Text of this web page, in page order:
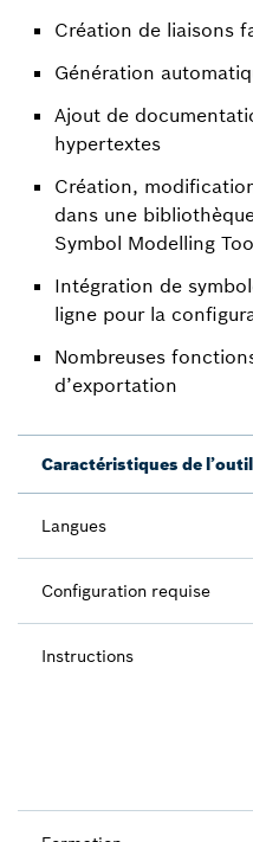
Création de liaisons
Génération
Ajout de
hypertextes
Création,
dans une
Symbol Modelling
Intégration de
ligne pour la
Nombreuses
d’exportation
Caractéristiques de l’outil
Langues
Configuration requise
Instructions